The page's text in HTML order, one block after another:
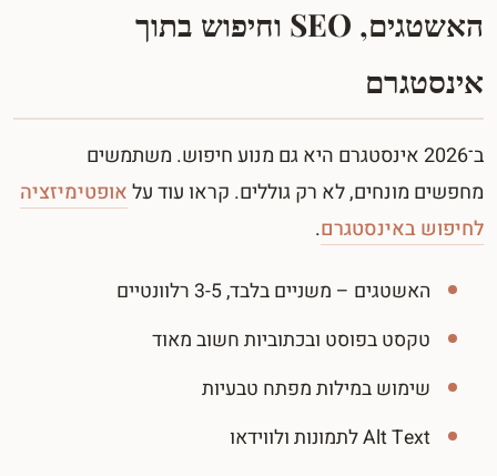
האשטגים, SEO וחיפוש בתוך
אינסטגרם
ב־2026 אינסטגרם היא גם מנוע חיפוש. משתמשים
מחפשים מונחים, לא רק גוללים. קראו עוד עלאופטימיזציה
לחיפוש באינסטגרם.
האשטגים – משניים בלבד, 3-5 רלוונטיים
טקסט בפוסט ובכתוביות חשוב מאוד
שימוש במילות מפתח טבעיות
Alt Text לתמונות ולווידאו